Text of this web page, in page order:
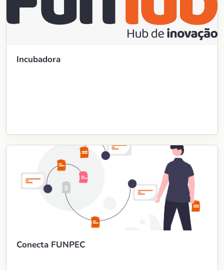
Incubadora
Conecta FUNPEC